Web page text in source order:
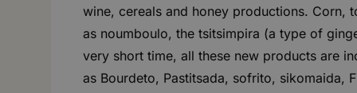
wine, cereals and honey productions. Corn,
as noumboulo, the tsitsimpira (a type of
very short time, all these new products are
as Bourdeto, Pastitsada, sofrito, sikomaida,